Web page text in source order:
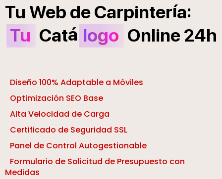
Tu Web deCarpintería:
Tu Catá logo Online24h
Diseño 100% Adaptable a Móviles
Optimización SEO Base
Alta Velocidad de Carga
Certificado de Seguridad SSL
Panel de Control Autogestionable
Formulario de Solicitud de Presupuesto con
Medidas